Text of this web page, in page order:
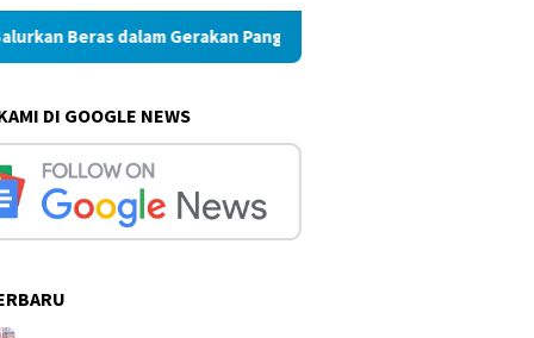
Gerakan Pangan Murah
DI GOOGLE NEWS